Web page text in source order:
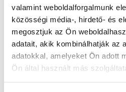
valamint weboldalforgalmunk
közösségi média-, hirdető- és
megosztjuk az Ön
adatait, akik kombinálhatják az
adatokkal, amelyeket Ön adott
Ön által használt más
Adatok:
Hossza 11cm
Fogási felület 11mm
Súlya: 10 gramm